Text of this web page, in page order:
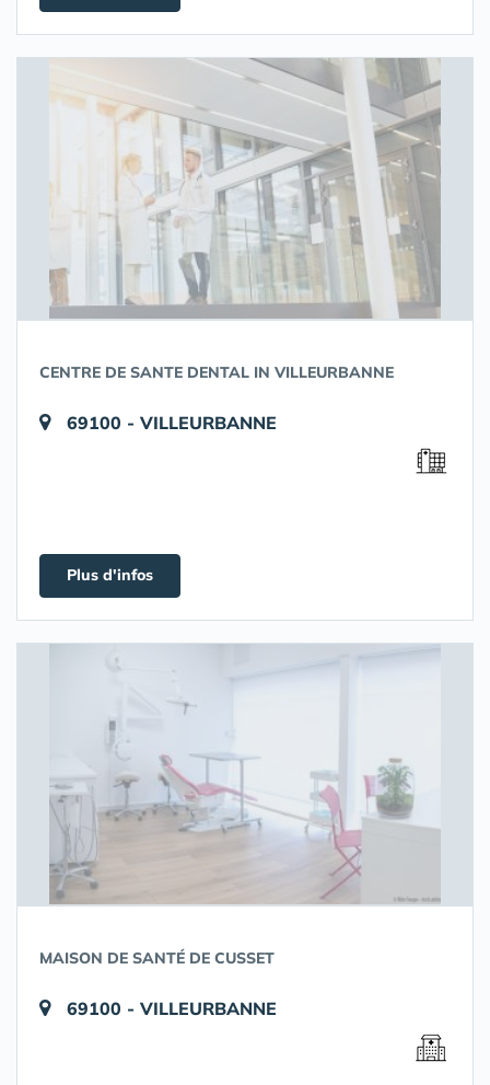
CENTRE DE SANTE DENTAL IN VILLEURBANNE
69100 - VILLEURBANNE
Plus d'infos
MAISON DE SANTÉ DE CUSSET
69100 - VILLEURBANNE